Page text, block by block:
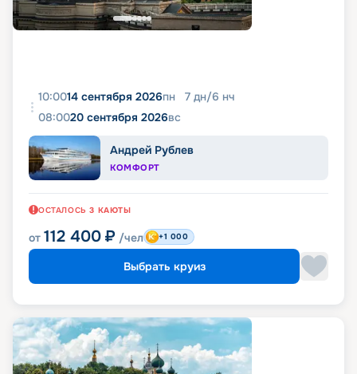
10:0014 сентября 2026пн 7 дн/6 нч
08:0020 сентября 2026вс
Андрей Рублев
КОМФОРТ
ОСТАЛОСЬ 3 КАЮТЫ
от 112 400 ₽ /чел +1 000
Выбрать круиз